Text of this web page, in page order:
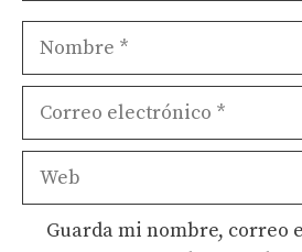
Nombre
Correo
Web
Guarda mi nombre, correo